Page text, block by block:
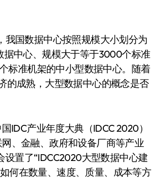
中心、规模大于等于3000个标准
标准机架的中小型数据中心。随着
的成熟，大型数据中心的概念是否
IDC产业年度大典（IDCC 2020）
、金融、政府和设备厂商等产业
置了“IDCC2020大型数据中心建
何在数量、速度、质量、成本等方